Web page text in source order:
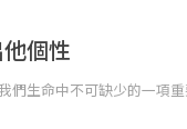
個性
們生命中不可缺少的一項